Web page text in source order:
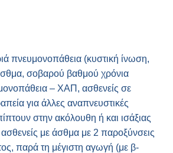
πνευμονοπάθεια (κυστική ίνωση,
σοβαρού βαθμού χρόνια
– ΧΑΠ, ασθενείς σε
για άλλες αναπνευστικές
στην ακόλουθη ή και ισάξιας
με άσθμα με 2 παροξύνσεις
παρά τη μέγιστη αγωγή (με β-